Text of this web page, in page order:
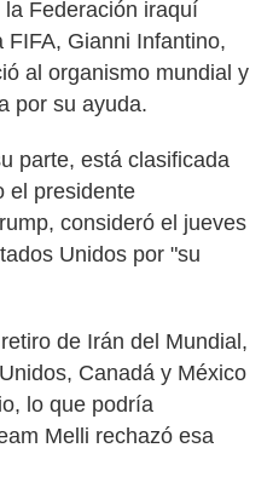
Federación iraquí
Gianni Infantino,
al organismo mundial y
por su ayuda.
parte, está clasificada
el presidente
consideró el jueves
Unidos por "su
de Irán del Mundial,
Canadá y México
lo que podría
Melli rechazó esa